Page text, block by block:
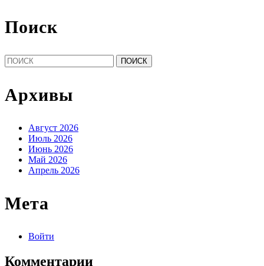
Поиск
Найти:
Архивы
Август 2026
Июль 2026
Июнь 2026
Май 2026
Апрель 2026
Мета
Войти
Комментарии